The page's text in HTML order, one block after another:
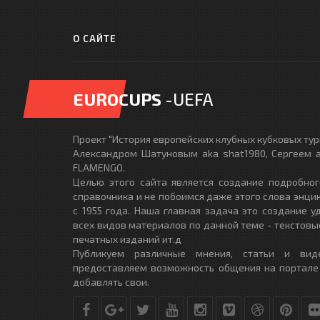
О САЙТЕ
EUROCUPS -UEFA
Проект "История европейских клубных кубковых
Александром Шатуновым aka shat1980, Сергеем
FLAMENGO.
Целью этого сайта является создание
справочника и не побоимся даже этого слова
с 1955 года. Наша главная задача это создание
всех видов материалов по данной теме -
печатных изданий ит.д
Публикуем различные мнения, статьи и
предоставляем возможность общения на
добавлять свои.